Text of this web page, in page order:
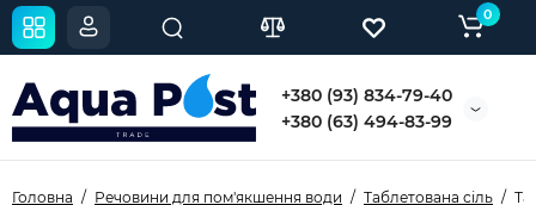
+380 (93) 834-79-40
+380 (63) 494-83-99
0
Головна Речовини для пом'якшення води Таблетована сіль